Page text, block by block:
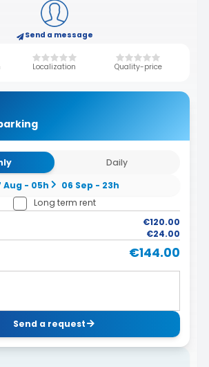
Send a message
Localization Quality-price
Daily
Aug - 05h
06 Sep - 23h
Long term rent
€120.00
€24.00
€144.00
Send a request